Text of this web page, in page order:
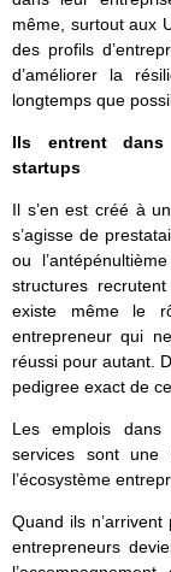
même, surtout aux
des profils
d’améliorer la
longtemps que
Ils entrent dans
startups
Il s’en est créé à
s’agisse de
ou
structures
existe même le
entrepreneur qui
réussi pour autant.
pedigree exact de
Les emplois
services sont une
l’écosystème
Quand ils
entrepreneurs